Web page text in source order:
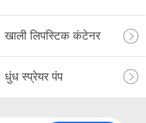
खाली लिपस्टिक कंटेनर
धुंध स्प्रेयर पंप